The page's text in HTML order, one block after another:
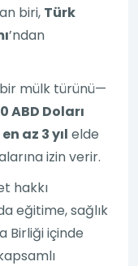
biri, Türk
’ndan
mülk türünü—
ABD Doları
en az 3 yıl elde
izin verir.
hakkı
eğitime, sağlık
Birliği içinde